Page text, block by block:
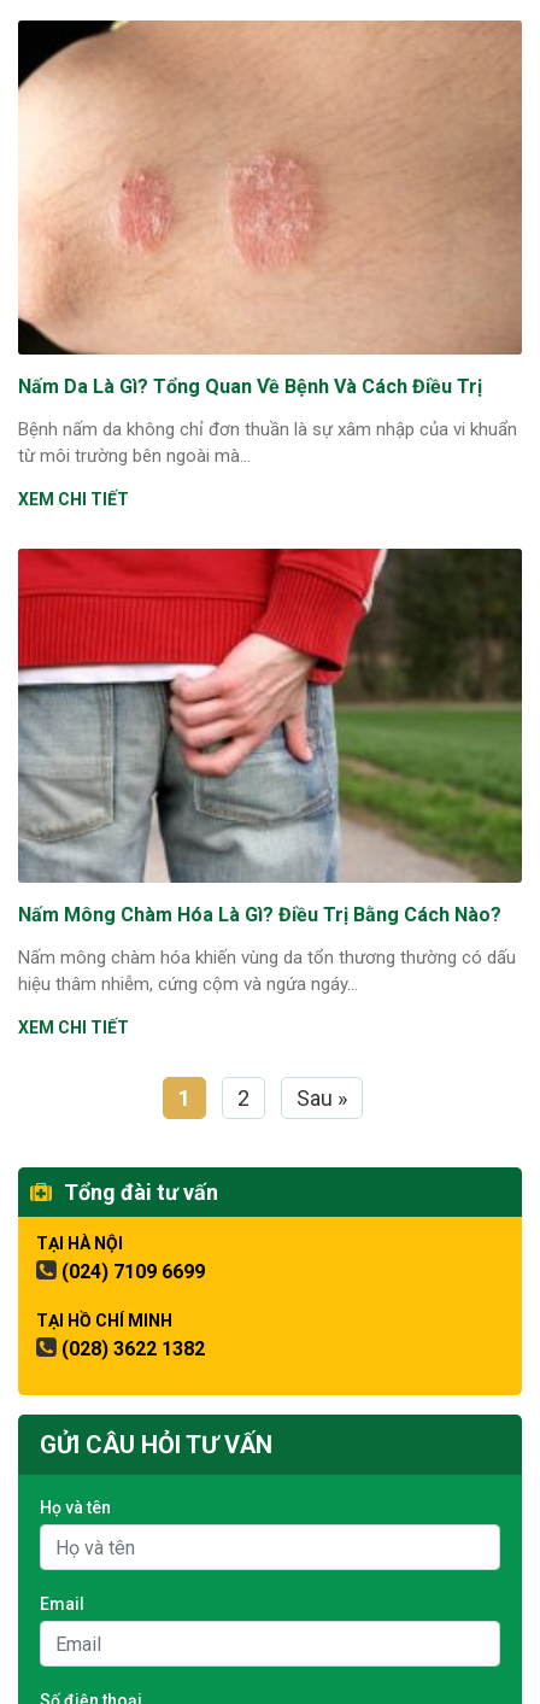
Nấm Da Là Gì? Tổng Quan Về Bệnh Và Cách Điều Trị
Bệnh nấm da không chỉ đơn thuần là sự xâm nhập của vi khuẩn
từ môi trường bên ngoài mà...
XEM CHI TIẾT
Nấm Mông Chàm Hóa Là Gì? Điều Trị Bằng Cách Nào?
Nấm mông chàm hóa khiến vùng da tổn thương thường có dấu
hiệu thâm nhiễm, cứng cộm và ngứa ngáy...
XEM CHI TIẾT
1 2 Sau »
Tổng đài tư vấn
TẠI HÀ NỘI
(024) 7109 6699
TẠI HỒ CHÍ MINH
(028) 3622 1382
GỬI CÂU HỎI TƯ VẤN
Họ và tên
Email